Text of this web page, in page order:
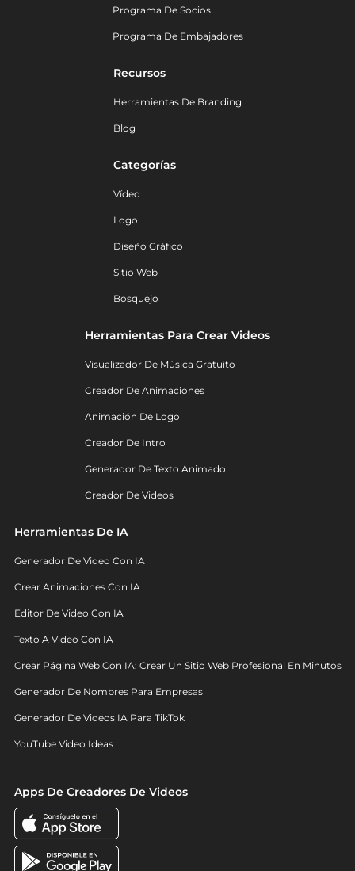
Programa De Socios
Programa De Embajadores
Recursos
Herramientas De Branding
Blog
Categorías
Vídeo
Logo
Diseño Gráfico
Sitio Web
Bosquejo
Herramientas Para Crear Videos
Visualizador De Música Gratuito
Creador De Animaciones
Animación De Logo
Creador De Intro
Generador De Texto Animado
Creador De Videos
Herramientas De IA
Generador De Video Con IA
Crear Animaciones Con IA
Editor De Video Con IA
Texto A Video Con IA
Crear Página Web Con IA: Crear Un Sitio Web Profesional En Minutos
Generador De Nombres Para Empresas
Generador De Videos IA Para TikTok
YouTube Video Ideas
Apps De Creadores De Videos